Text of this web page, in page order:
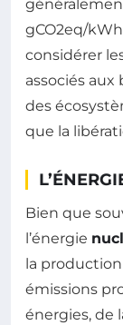
gCO2eq/
considérer
associés
des
que la
Bien que
l’énergie
la
émissions
énergies, de